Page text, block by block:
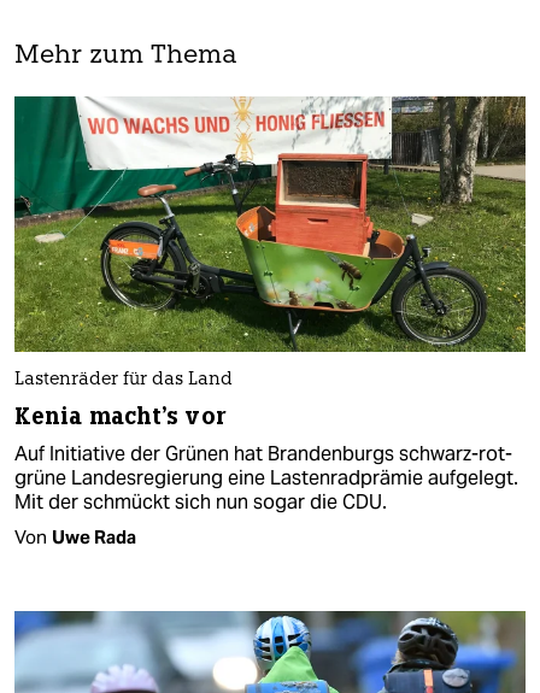
Mehr zum Thema
Lastenräder für das Land
Kenia macht's vor
Auf Initiative der Grünen hat Brandenburgs schwarz-rot-
grüne Landesregierung eine Lastenradprämie aufgelegt.
Mit der schmückt sich nun sogar die CDU.
Von Uwe Rada